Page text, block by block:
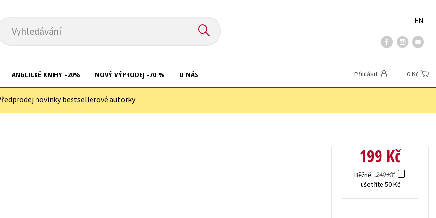
Vyhledávání
EN
ANGLICKÉ KNIHY -20% NOVÝ VÝPRODEJ -70 % O NÁS Přihlásit 0 Kč
novinky bestsellerové autorky
199 Kč
Běžně 249 Kč
ušetříte 50 Kč